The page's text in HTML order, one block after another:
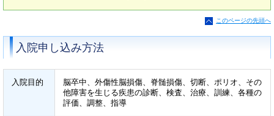
このページの先頭へ
入院申し込み方法
入院目的
脳卒中、外傷性脳損傷、脊髄損傷、切断、ポリオ、その
他障害を生じる疾患の診断、検査、治療、訓練、各種の
評価、調整、指導